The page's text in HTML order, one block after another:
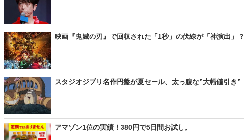
映画『鬼滅の刃』で回収された「1秒」の伏線が「神演出
スタジオジブリ名作円盤が夏セール、太っ腹な”大幅値引き
アマゾン1位の実績！380円で5日間お試し。